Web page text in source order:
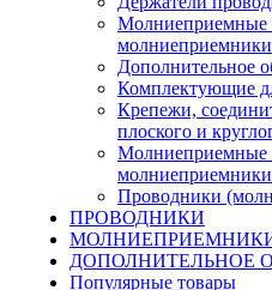
Молниеприемные
молниеприемники
Дополнительное
Комплектующие
Крепежи,
плоского и
Молниеприемные
молниеприемники
Проводники
ПРОВОДНИКИ
ДОПОЛНИТЕЛЬНОЕ
Популярные товары